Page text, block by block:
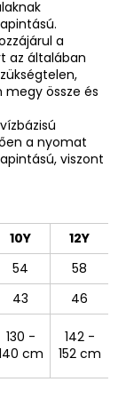
a
az általában
megy össze és
a nyomat
viszont
10Y
12Y
54
58
43 46
130 -
cm
142 -
152 cm